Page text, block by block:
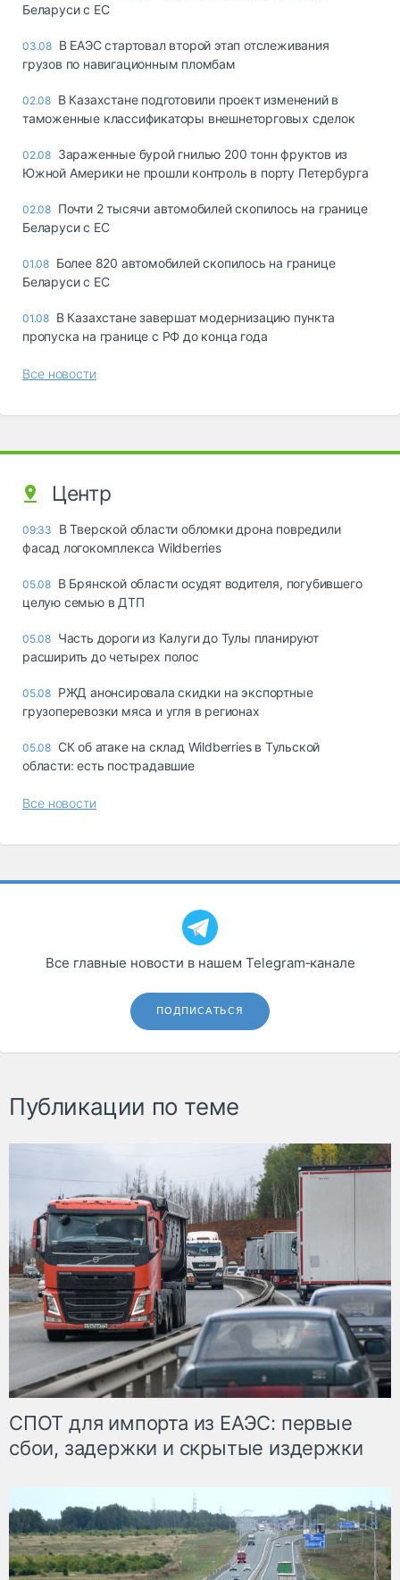
Беларуси с ЕС
03.08 В ЕАЭС стартовал второй этап отслеживания
грузов по навигационным пломбам
02.08 В Казахстане подготовили проект изменений в
таможенные классификаторы внешнеторговых сделок
02.08 Зараженные бурой гнилью 200 тонн фруктов из
Южной Америки не прошли контроль в порту Петербурга
02.08 Почти 2 тысячи автомобилей скопилось на границе
Беларуси с ЕС
01.08 Более 820 автомобилей скопилось на границе
Беларуси с ЕС
01.08 В Казахстане завершат модернизацию пункта
пропуска на границе с РФ до конца года
Все новости
Центр
09:33
В Тверской области обломки дрона повредили
фасад логокомплекса Wildberries
05.08 В Брянской области осудят водителя, погубившего
целую семью в ДТП
05.08 Часть дороги из Калуги до Тулы планируют
расширить до четырех полос
05.08 РЖД анонсировала скидки на экспортные
грузоперевозки мяса и угля в регионах
05.08 СК об атаке на склад Wildberries в Тульской
области: есть пострадавшие
Все новости
Все главные новости в нашем Telegram‑канале
ПОДПИСАТЬСЯ
Публикации по теме
СПОТ для импорта из ЕАЭС: первые
сбои, задержки и скрытые издержки